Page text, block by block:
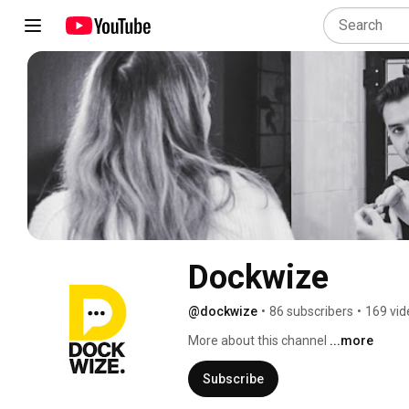
Dockwize
@dockwize • 86 subscribers • 169
More about this channel ...more
Subscribe